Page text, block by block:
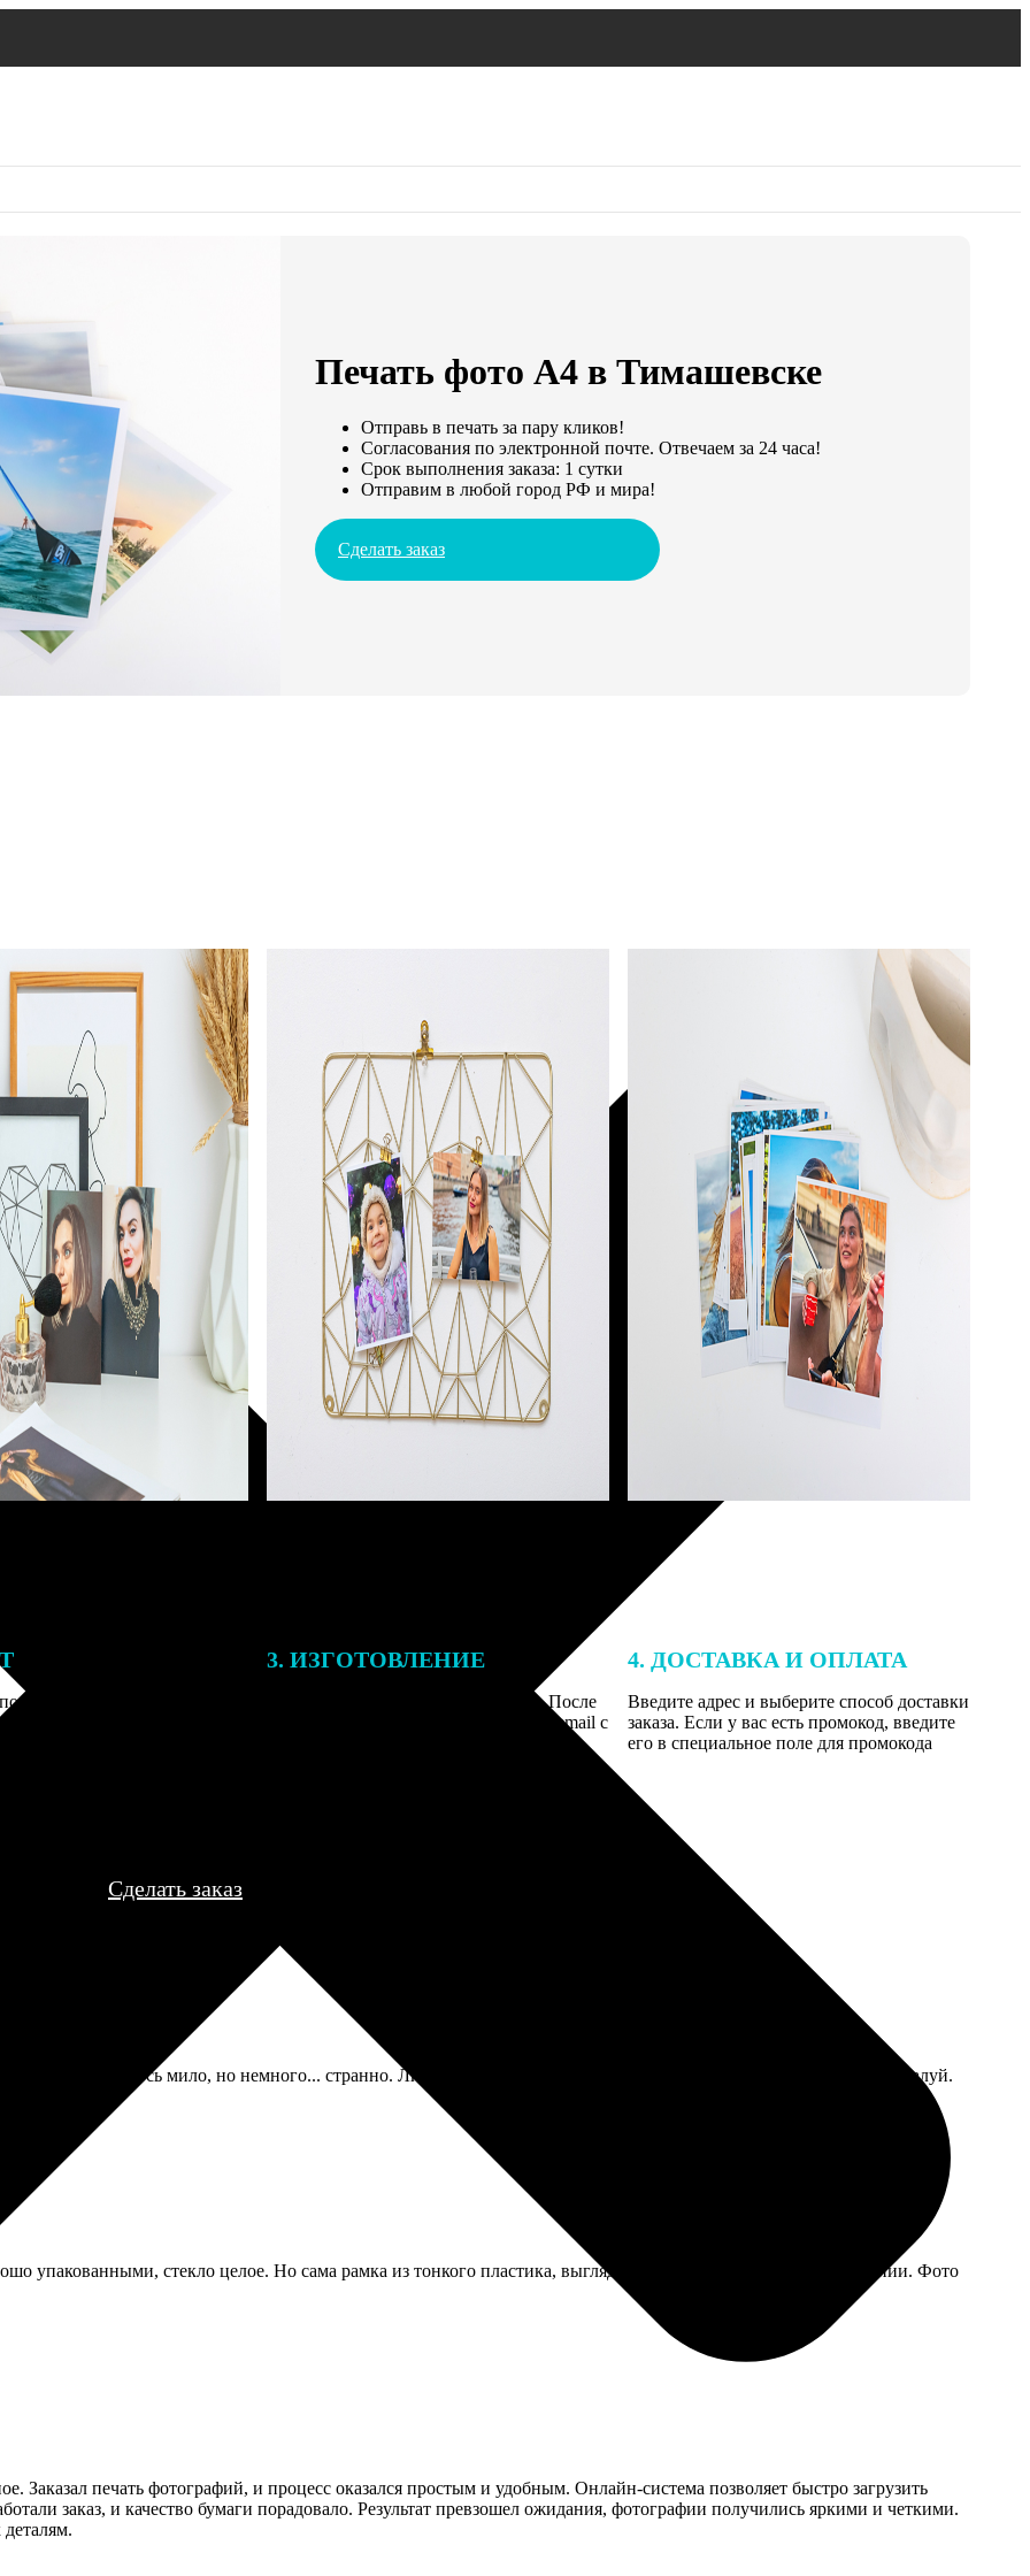
Печать фото А4 в Тимашевске
Отправь в печать за пару кликов!
Согласования по электронной почте. Отвечаем за 24 часа!
Срок выполнения заказа: 1 сутки
Отправим в любой город РФ и мира!
Сделать заказ
заказа к печати
могут связаться с Вами
телефону или email для
деталей.
3. ИЗГОТОВЛЕНИЕ
Оплатите заказ банковской картой. После
оплаты получите подтверждение на email с
описанием заказа. Когда отправим заказ
4. ДОСТАВКА И ОПЛАТА
Введите адрес и выберите способ доставки
заказа. Если у вас есть промокод, введите
его в специальное поле для промокода
Сделать заказ
Получилось мило, но немного... странно. Лица узнаваемы, но стилизация своеобразная. На любителя, пожалуй.
упакованными, стекло целое. Но сама рамка из тонкого пластика, выглядит дешевле, чем на сайте в описании. Фото
Заказал печать фотографий, и процесс оказался простым и удобным. Онлайн-система позволяет быстро загрузить
заказ, и качество бумаги порадовало. Результат превзошел ожидания, фотографии получились яркими и четкими.